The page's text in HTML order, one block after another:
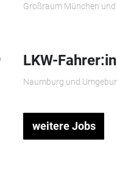
Großraum München
LKW-
Naumburg und
weitere Jobs